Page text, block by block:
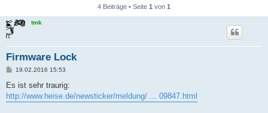
4 Beiträge • Seite 1 von 1
tmk
Firmware Lock
B
i
r
19.02.2016 15:53
Es ist sehr traurig:
http://www.heise.de/newsticker/meldung/ ... 09847.html